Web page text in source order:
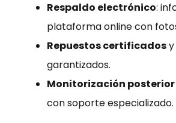
Respaldo electrónico:
plataforma online con
Repuestos certificados
garantizados.
Monitorización posterior
con soporte especializado.